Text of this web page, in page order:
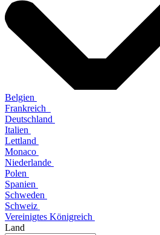
Belgien
Frankreich
Deutschland
Italien
Lettland
Monaco
Niederlande
Polen
Spanien
Schweden
Schweiz
Vereinigtes Königreich
Land